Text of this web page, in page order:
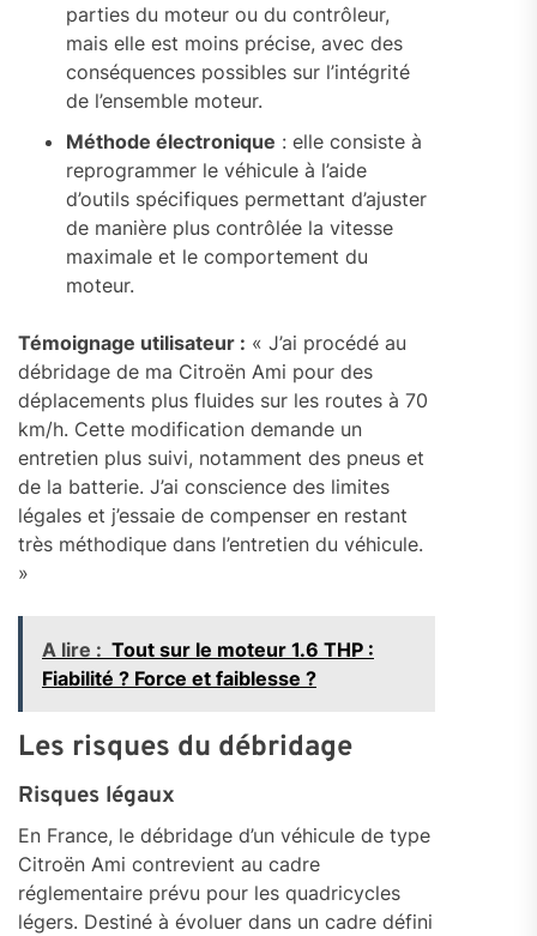
parties du moteur ou du contrôleur,
mais elle est moins précise, avec des
conséquences possibles sur l’intégrité
de l’ensemble moteur.
Méthode électronique : elle consiste à
reprogrammer le véhicule à l’aide
d’outils spécifiques permettant d’ajuster
de manière plus contrôlée la vitesse
maximale et le comportement du
moteur.
Témoignage utilisateur : « J’ai procédé au
débridage de ma Citroën Ami pour des
déplacements plus fluides sur les routes à 70
km/h. Cette modification demande un
entretien plus suivi, notamment des pneus et
de la batterie. J’ai conscience des limites
légales et j’essaie de compenser en restant
très méthodique dans l’entretien du véhicule.
»
A lire : Tout sur le moteur 1.6 THP :
Fiabilité ? Force et faiblesse ?
Les risques du débridage
Risques légaux
En France, le débridage d’un véhicule de type
Citroën Ami contrevient au cadre
réglementaire prévu pour les quadricycles
légers. Destiné à évoluer dans un cadre défini